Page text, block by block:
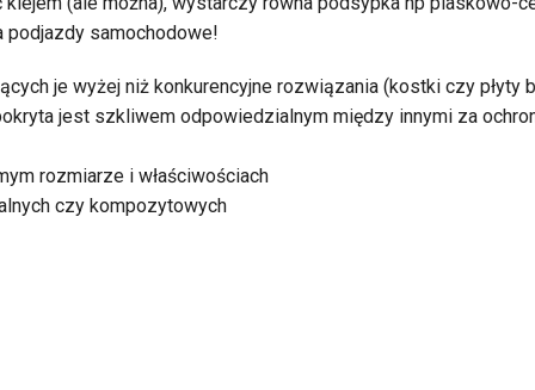
podjazdy samochodowe!
je wyżej niż konkurencyjne rozwiązania (kostki czy
jest szkliwem odpowiedzialnym między innymi za
rozmiarze i właściwościach
czy kompozytowych